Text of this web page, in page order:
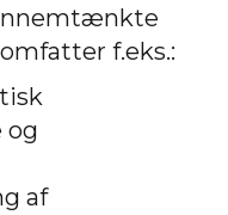
f.eks.:
og
af